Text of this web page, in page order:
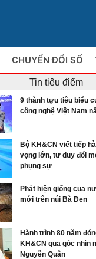
CHUYỂN ĐỔI SỐ
Tin tiêu điểm
9 thành tựu tiêu biểu
công nghệ Việt Nam
Bộ KH&CN viết tiếp
vọng lớn, tư duy đổi
phụng sự
Phát hiện giống cua
mới trên núi Bà Đen
Hành trình 80 năm
KH&CN qua góc nhìn
Nguyễn Quân